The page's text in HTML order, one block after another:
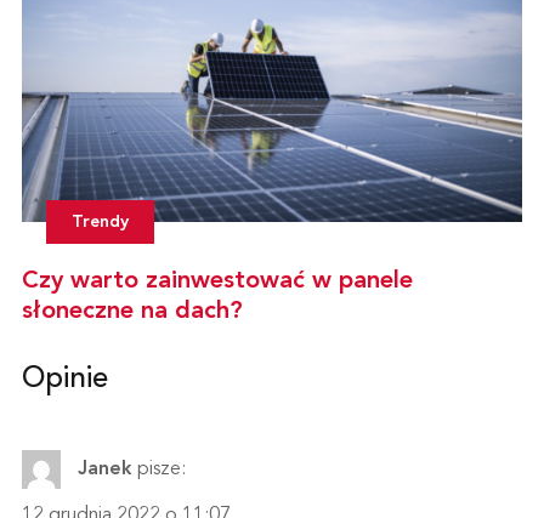
Trendy
Czy warto zainwestować w panele
słoneczne na dach?
Opinie
Janek pisze: